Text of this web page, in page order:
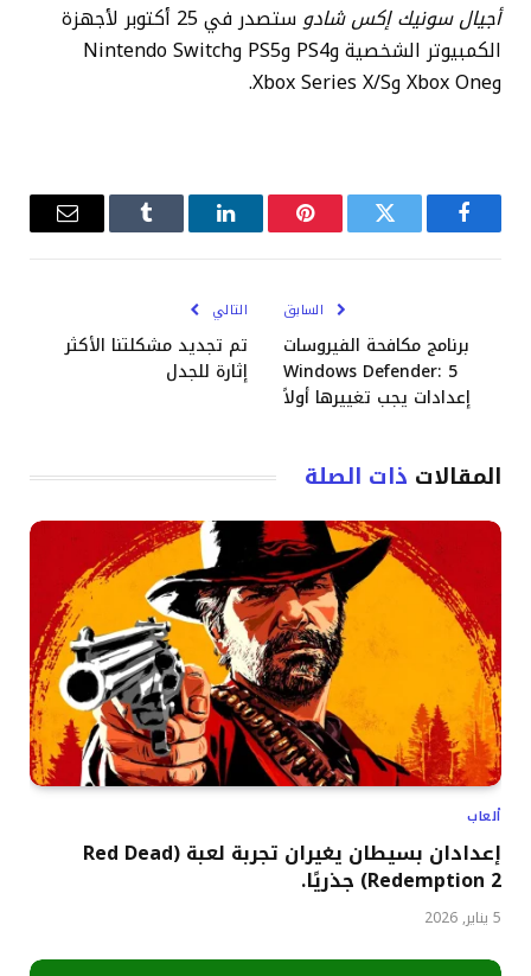
أجيال سونيك إكس شادو
ستصدر في 25 أكتوبر لأجهزة
الكمبيوتر الشخصية وPS4 وPS5 وNintendo Switch
وXbox One وXbox Series X/S.
فيسبوكتويتر بينتيريستلينكدإن Tumblrالبريد
السابق
برنامج مكافحة الفيروسات
Windows Defender: 5
إعدادات يجب تغييرها أولاً
التالي
تم تجديد مشكلتنا الأكثر
إثارة للجدل
المقالات ذات الصلة
ألعاب
إعدادان بسيطان يغيران تجربة لعبة (Red Dead
Redemption 2) جذريًا.
5 يناير, 2026